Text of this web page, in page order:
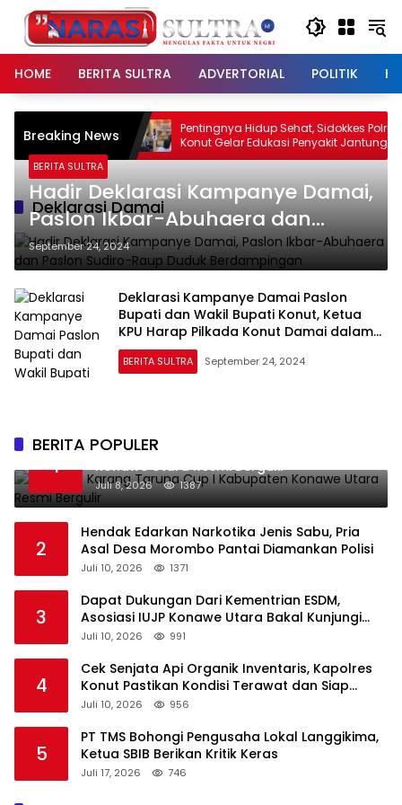
Langsung
konten
HOME
BERITA SULTRA ADVERTORIAL POLITIK
Breaking News
5,4 Kilogram
Pentingnya Hidup Sehat, Sidokkes Polres
Konut Gelar Edukasi Penyakit Jantung
Koroner Kepada Personil
Deklarasi Damai
BERITA SULTRA
Hadir Deklarasi Kampanye Damai,
Paslon Ikbar-Abuhaera dan
Paslon Sudiro-Raup Duduk
Berdampingan
September 24, 2024
Deklarasi Kampanye Damai Paslon
Bupati dan Wakil Bupati Konut, Ketua
KPU Harap Pilkada Konut Damai dalam
Keteduhan
BERITA SULTRA September 24, 2024
BERITA POPULER
1
Perdana, Karang Taruna Cup I Kabupaten
Konawe Utara Resmi Bergulir
Juli 8, 2026 1387
2
Hendak Edarkan Narkotika Jenis Sabu, Pria
Asal Desa Morombo Pantai Diamankan Polisi
Juli 10, 2026 1371
3
Dapat Dukungan Dari Kementrian ESDM,
Asosiasi IUJP Konawe Utara Bakal Kunjungi
Pemegang IUP di Konut
Juli 10, 2026 991
4
Cek Senjata Api Organik Inventaris, Kapolres
Konut Pastikan Kondisi Terawat dan Siap
Digunakan
Juli 10, 2026 956
5
PT TMS Bohongi Pengusaha Lokal Langgikima,
Ketua SBIB Berikan Kritik Keras
Juli 17, 2026 746